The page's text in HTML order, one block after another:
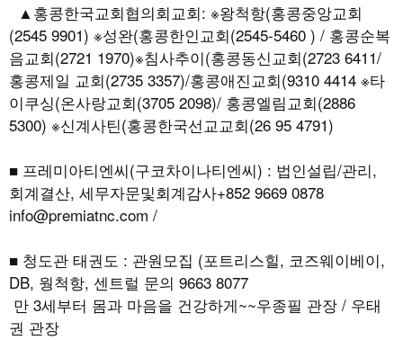
▲홍콩한국교회협의회교회: ※왕척항(홍콩중앙교회
(2545 9901) ※성완(홍콩한인교회(2545-5460 ) / 홍콩순복
음교회(2721 1970)※침사추이(홍콩동신교회(2723 6411/
홍콩제일 교회(2735 3357)/홍콩애진교회(9310 4414 ※타
이쿠싱(온사랑교회(3705 2098)/ 홍콩엘림교회(2886
5300) ※신계사틴(홍콩한국선교교회(26 95 4791)
■ 프레미아티엔씨(구코차이나티엔씨) : 법인설립/관리,
회계결산, 세무자문및회계감사+852 9669 0878
info@premiatnc.com /
■ 청도관 태권도 : 관원모집 (포트리스힐, 코즈웨이베이,
DB, 웡척항, 센트럴 문의 9663 8077
만 3세부터 몸과 마음을 건강하게~~우종필 관장 / 우태
권 관장